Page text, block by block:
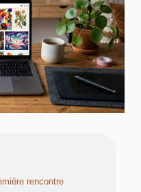
rencontre